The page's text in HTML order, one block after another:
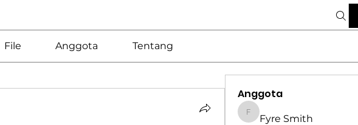
File Anggota Tentang
Anggota
Fyre Smith
Fyre Smith